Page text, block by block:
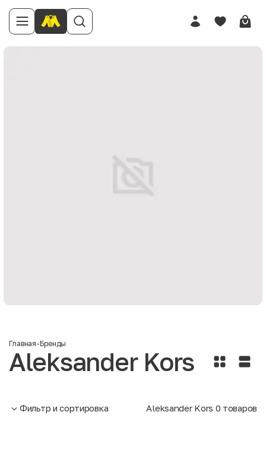
Главная-Бренды
Aleksander Kors
Фильтр и сортировка Aleksander Kors 0 товаров